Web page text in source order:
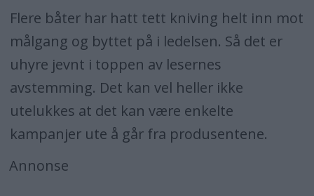
Flere båter har hatt tett kniving helt inn mot
målgang og byttet på i ledelsen. Så det er
uhyre jevnt i toppen av lesernes
avstemming. Det kan vel heller ikke
utelukkes at det kan være enkelte
kampanjer ute å går fra produsentene.
Annonse